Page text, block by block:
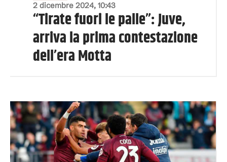
2 dicembre 2024, 10:43
“Tirate fuori le palle”: Juve,
arriva la prima contestazione
dell’era Motta